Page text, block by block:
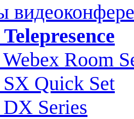
Room
Quick Set
Series